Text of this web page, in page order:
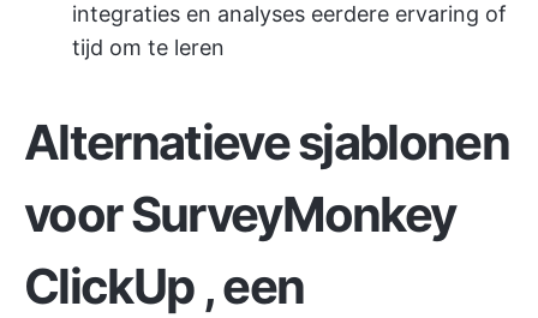
integraties en analyses eerdere ervaring of
tijd om te leren
Alternatieve sjablonen
voor SurveyMonkey
ClickUp, een